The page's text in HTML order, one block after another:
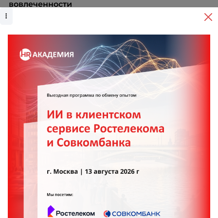
вовлеченности
Елена Парфенова
Портфельная карьера в 2026 году: как
специалисту сохранять устойчивость на
меняющемся рынке труда